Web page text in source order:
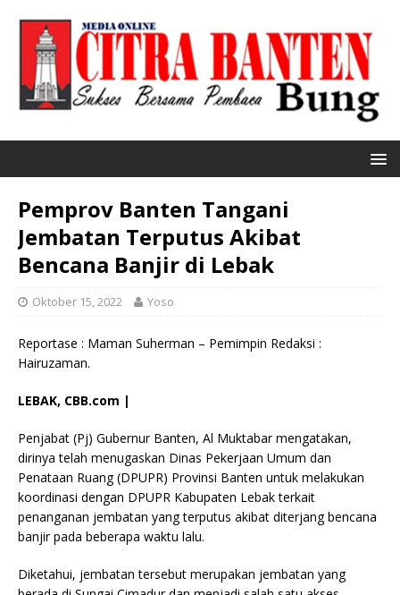
Pemprov Banten Tangani
Jembatan Terputus Akibat
Bencana Banjir di Lebak
Oktober 15, 2022 Yoso
Reportase : Maman Suherman – Pemimpin Redaksi :
Hairuzaman.
LEBAK, CBB.com |
Penjabat (Pj) Gubernur Banten, Al Muktabar mengatakan,
dirinya telah menugaskan Dinas Pekerjaan Umum dan
Penataan Ruang (DPUPR) Provinsi Banten untuk melakukan
koordinasi dengan DPUPR Kabupaten Lebak terkait
penanganan jembatan yang terputus akibat diterjang bencana
banjir pada beberapa waktu lalu.
Diketahui, jembatan tersebut merupakan jembatan yang